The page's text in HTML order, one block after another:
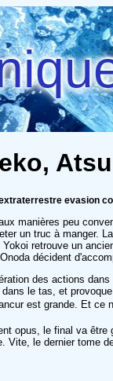
evasion
manières peu
un truc à manger.
retrouve un
décident
des actions
le tas, et
est grande. Et
opus, le final va
Vite, le dernier tome